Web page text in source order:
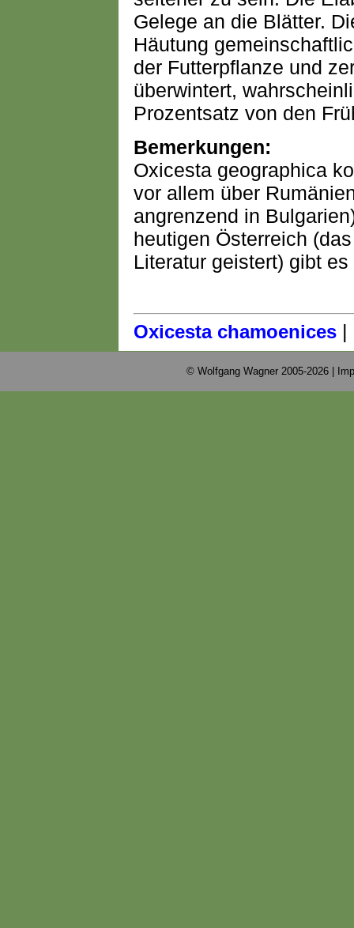
Gelege an die Blätter.
Häutung
der Futterpflanze und
überwintert,
Prozentsatz von den
Bemerkungen:
Oxicesta geographica
vor allem über
angrenzend in
heutigen Österreich
Literatur geistert) gibt
Oxicesta chamoenices |
© Wolfgang Wagner 2005-2026 |